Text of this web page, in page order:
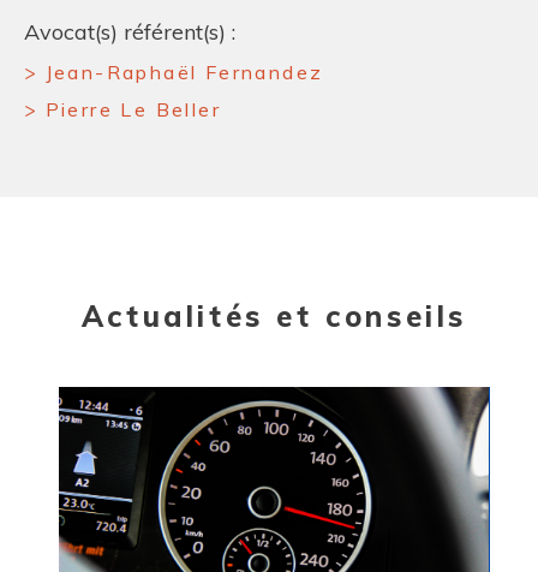
Avocat(s) référent(s) :
Jean-Raphaël Fernandez
Pierre Le Beller
Actualités et conseils